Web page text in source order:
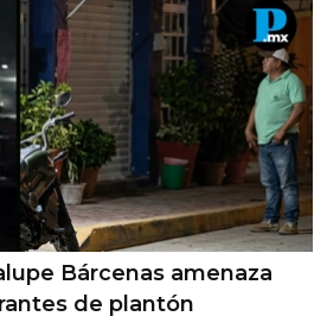
Bárcenas amenaza
de plantón